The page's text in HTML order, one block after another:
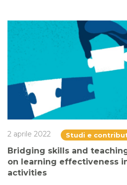
2 aprile 2022 Studi e
Bridging skills and
on learning effectiveness
activities